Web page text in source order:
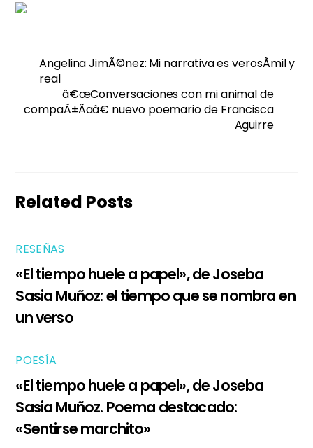
Angelina JimÃ©nez: Mi narrativa es verosÃ­mil y
real
â€œConversaciones con mi animal de
compaÃ±Ã­aâ€ nuevo poemario de Francisca
Aguirre
Related Posts
RESEÑAS
«El tiempo huele a papel», de Joseba
Sasia Muñoz: el tiempo que se nombra en
un verso
POESÍA
«El tiempo huele a papel», de Joseba
Sasia Muñoz. Poema destacado:
«Sentirse marchito»